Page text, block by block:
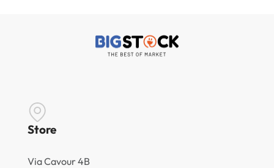
Store
Via Cavour 4B